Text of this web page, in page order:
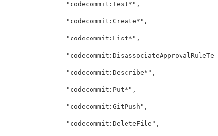
"codecommit:Test*" ,
"codecommit:Create*" ,
"codecommit:List*" ,
"codecommit:Describe*" ,
"codecommit:Put*" ,
"codecommit:GitPush" ,
"codecommit:DeleteFile" ,